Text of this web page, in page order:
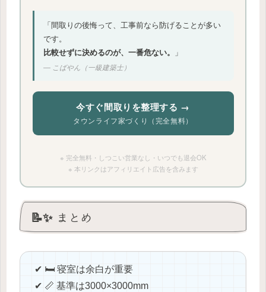
「間取りの後悔って、工事前なら防げることが多い
です。
比較せずに決めるのが、一番危ない。
」
― こばやん（一級建築士）
今すぐ間取りを整理する →
タウンライフ家づくり（完全無料）
※ 完全無料・しつこい営業なし・いつでも退会OK
※ 本リンクはアフィリエイト広告を含みます
📝✨ まとめ
✔ 🛏️ 寝室は余白が重要
✔ 📏 基準は3000×3000mm